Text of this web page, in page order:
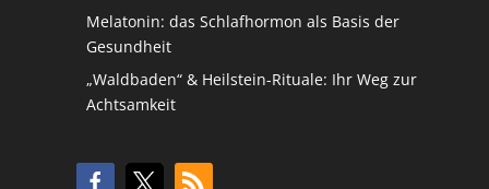
Melatonin: das Schlafhormon als Basis der
Gesundheit
„Waldbaden“ & Heilstein-Rituale: Ihr Weg zur
Achtsamkeit